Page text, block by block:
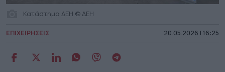
Κατάστημα ΔΕΗ © ΔΕΗ
ΕΠΙΧΕΙΡΗΣΕΙΣ 20.05.2026 | 16:25